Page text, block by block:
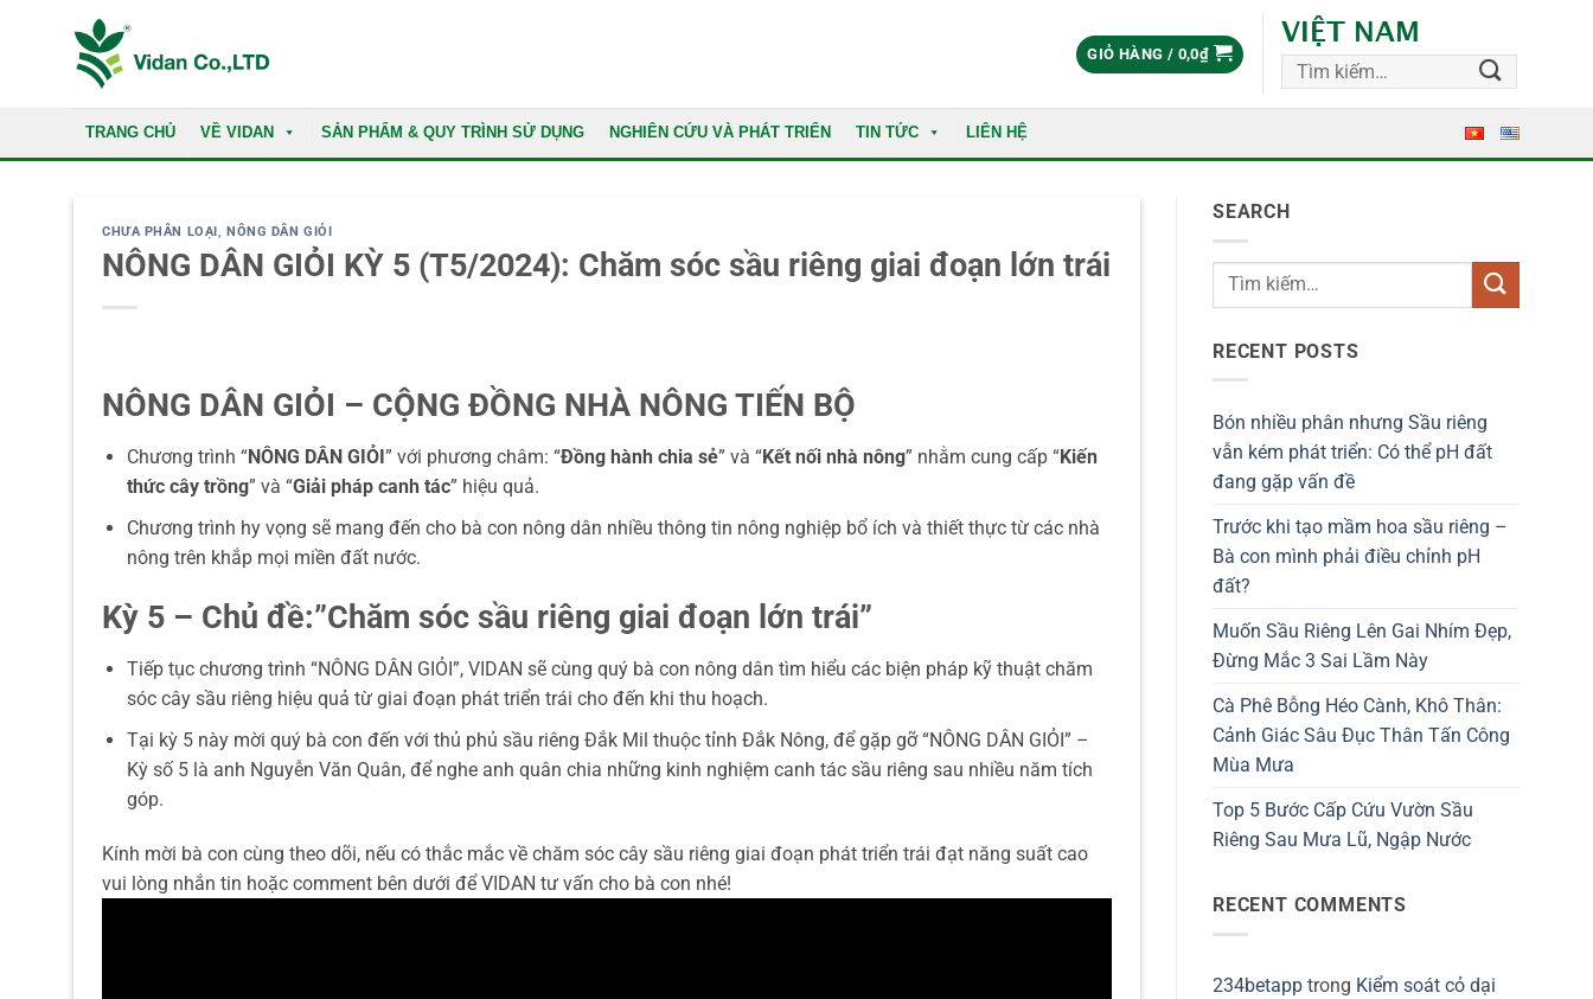
GIỎ HÀNG / 0,0₫
VIỆT NAM
Tìm
kiếm:
TRANG CHỦ VỀ VIDAN SẢN PHẨM & QUY TRÌNH SỬ DỤNG NGHIÊN CỨU VÀ PHÁT TRIỂN TIN TỨC LIÊN HỆ
CHƯA PHÂN LOẠI, NÔNG DÂN GIỎI
NÔNG DÂN GIỎI KỲ 5 (T5/2024): Chăm sóc sầu riêng giai đoạn lớn trái
NÔNG DÂN GIỎI – CỘNG ĐỒNG NHÀ NÔNG TIẾN BỘ
Chương trình “NÔNG DÂN GIỎI ” với phương châm: “Đồng hành chia sẻ” và “Kết nối nhà nông” nhằm cung cấp “Kiến
thức cây trồng” và “Giải pháp canh tác” hiệu quả.
Chương trình hy vọng sẽ mang đến cho bà con nông dân nhiều thông tin nông nghiệp bổ ích và thiết thực từ các nhà
nông trên khắp mọi miền đất nước.
Kỳ 5 – Chủ đề:”Chăm sóc sầu riêng giai đoạn lớn trái”
Tiếp tục chương trình “NÔNG DÂN GIỎI”, VIDAN sẽ cùng quý bà con nông dân tìm hiểu các biện pháp kỹ thuật chăm
sóc cây sầu riêng hiệu quả từ giai đoạn phát triển trái cho đến khi thu hoạch.
Tại kỳ 5 này mời quý bà con đến với thủ phủ sầu riêng Đắk Mil thuộc tỉnh Đắk Nông, để gặp gỡ “NÔNG DÂN GIỎI” –
Kỳ số 5 là anh Nguyễn Văn Quân, để nghe anh quân chia những kinh nghiệm canh tác sầu riêng sau nhiều năm tích
góp.
Kính mời bà con cùng theo dõi, nếu có thắc mắc về chăm sóc cây sầu riêng giai đoạn phát triển trái đạt năng suất cao
vui lòng nhắn tin hoặc comment bên dưới để VIDAN tư vấn cho bà con nhé!
SEARCH
RECENT POSTS
Bón nhiều phân nhưng Sầu riêng
vẫn kém phát triển: Có thể pH đất
đang gặp vấn đề
Trước khi tạo mầm hoa sầu riêng –
Bà con mình phải điều chỉnh pH
đất?
Muốn Sầu Riêng Lên Gai Nhím Đẹp,
Đừng Mắc 3 Sai Lầm Này
Cà Phê Bỗng Héo Cành, Khô Thân:
Cảnh Giác Sâu Đục Thân Tấn Công
Mùa Mưa
Top 5 Bước Cấp Cứu Vườn Sầu
Riêng Sau Mưa Lũ, Ngập Nước
RECENT COMMENTS
234betapp trong Kiểm soát cỏ dại